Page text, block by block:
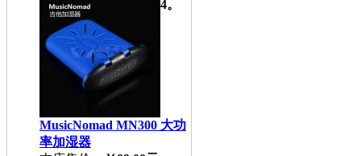
4。
MusicNomad MN300 大功
率加湿器